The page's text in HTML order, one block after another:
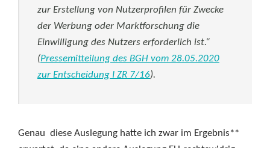
zur Erstellung von Nutzerprofilen für Zwecke
der Werbung oder Marktforschung die
Einwilligung des Nutzers erforderlich ist.“
(Pressemitteilung des BGH vom 28.05.2020
zur Entscheidung I ZR 7/16).
Genau diese Auslegung hatte ich zwar im Ergebnis**